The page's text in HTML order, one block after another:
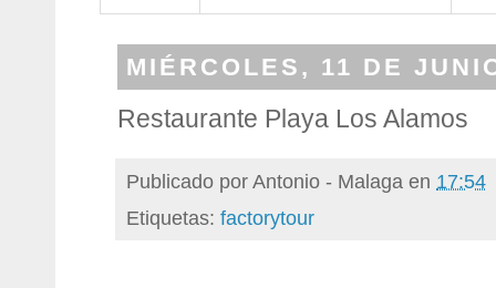
MIÉRCOLES, 11 DE
Restaurante Playa Los Alamos
Publicado porAntonio - Malaga en 17:54
Etiquetas: factorytour